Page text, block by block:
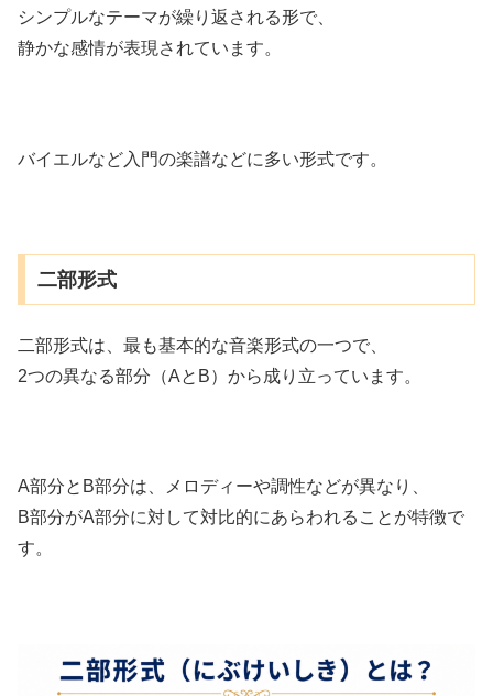
シンプルなテーマが繰り返される形で、
静かな感情が表現されています。
バイエルなど入門の楽譜などに多い形式です。
二部形式
二部形式は、最も基本的な音楽形式の一つで、
2つの異なる部分（AとB）から成り立っています。
A部分とB部分は、メロディーや調性などが異なり、
B部分がA部分に対して対比的にあらわれることが特徴で
す。